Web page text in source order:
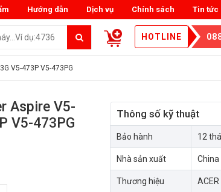
Tin tức
Chính sách
Dịch vụ
Hướng dẫn
HOTLINE
V5-473P V5-473PG
Aspire V5-
V5-473PG
Thông số kỹ thuật
Bảo hành 12
Nhà sản xuất China
Thương hiệu ACER